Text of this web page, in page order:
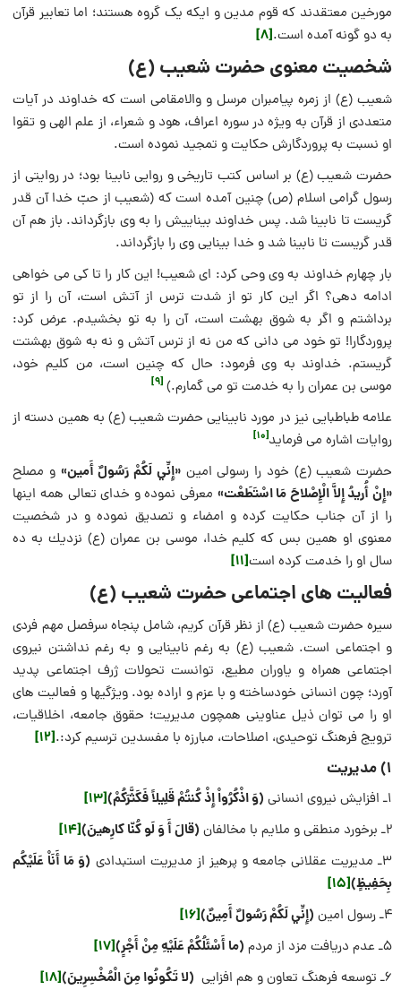
مورخین معتقدند که قوم مدین و ایکه یک گروه هستند؛ اما تعابیر قرآن
به دو گونه آمده است.[8]
شخصیت معنوی حضرت شعیب (ع)
شعيب (ع) از زمره پيامبران مرسل و والامقامی است که خداوند در آيات
متعددی از قرآن به ویژه در سوره اعراف، هود و شعراء، از علم الهی و تقوا
او نسبت به پروردگارش حكايت و تمجید نموده است.
حضرت شعیب (ع) بر اساس کتب تاریخی و روایی نابینا بود؛ در روایتی از
رسول گرامی اسلام (ص) چنین آمده است که (شعیب از حبّ خدا آن‏ قدر
گریست تا نابینا شد. پس خداوند بیناییش را به وی بازگرداند. باز هم آن
قدر گریست تا نابینا شد و خدا بینایی وی را بازگرداند.
بار چهارم خداوند به وی وحی کرد: ای شعیب! این کار را تا کی می‏ خواهی
ادامه دهی؟ اگر این کار تو از شدت ترس از آتش است، آن را از تو
برداشتم و اگر به شوق بهشت است، آن را به تو بخشیدم. عرض کرد:
پروردگارا! تو خود می ‏دانی که من نه از ترس آتش و نه به شوق بهشتت
گریستم. خداوند به وی فرمود: حال که چنین است، من کلیم خود،
موسی بن عمران را به خدمت تو می ‏گمارم.) [9]
علامه طباطبایی نیز در مورد نابینایی حضرت شعیب (ع) به همین دسته از
روایات اشاره می فرماید[10]
حضرت شعیب (ع) خود را رسولى امين«إِنِّي لَكُمْ رَسُولٌ أَمين‏» و مصلح
«إِنْ أُريدُ إِلاَّ الْإِصْلاحَ مَا اسْتَطَعْت‏» معرفی نموده و خداى تعالى همه اينها
را از آن جناب حكايت كرده و امضاء و تصديق نموده و در شخصيت
معنوى او همين بس كه كليم خدا، موسى بن عمران (ع) نزديك به ده
سال او را خدمت كرده است‏[11]
فعالیت های اجتماعی حضرت شعیب (ع)
سیره حضرت شعیب (ع) از نظر قرآن کریم، شامل پنجاه سرفصل مهم فردی
و اجتماعی است. شعیب (ع) به رغم نابینایی و به ‏رغم نداشتن نیروی
اجتماعی همراه و یاوران مطیع، توانست تحولات ژرف اجتماعی پدید
آورد؛ چون انسانی خودساخته و با عزم و اراده بود. ویژگی‏ها و فعالیت های
او را می توان ذیل عناوینی همچون مدیریت؛ حقوق جامعه، اخلاقیات،
ترویج فرهنگ توحیدی، اصلاحات، مبارزه با مفسدین ترسیم کرد:.[12]
1) مدیریت
1ـ افزایش نیروی انسانی (وَ اذْكُرُواْ إِذْ كُنتُمْ قَلِيلاً فَكَثَّرَكُمْ)[13]
2ـ برخورد منطقی و ملایم با مخالفان (قالَ أَ وَ لَو كُنّا كارِهينَ)[14]
3ـ مدیریت عقلانی جامعه و پرهیز از مدیریت استبدادی
(وَ مَا أَنَاْ عَلَيْكُم
بِحَفِيظٍ)[15]
4ـ رسول امین (إِنِّي لَكُمْ رَسُولٌ أَمِينٌ)[16]
5ـ عدم دریافت مزد از مردم (ما أَسْئَلُكُمْ عَلَيْهِ مِنْ أَجْرٍ)[17]
6ـ توسعه فرهنگ تعاون و هم افزایی (لا تَکُونُوا مِنَ الْمُخْسِرِینَ)[18]